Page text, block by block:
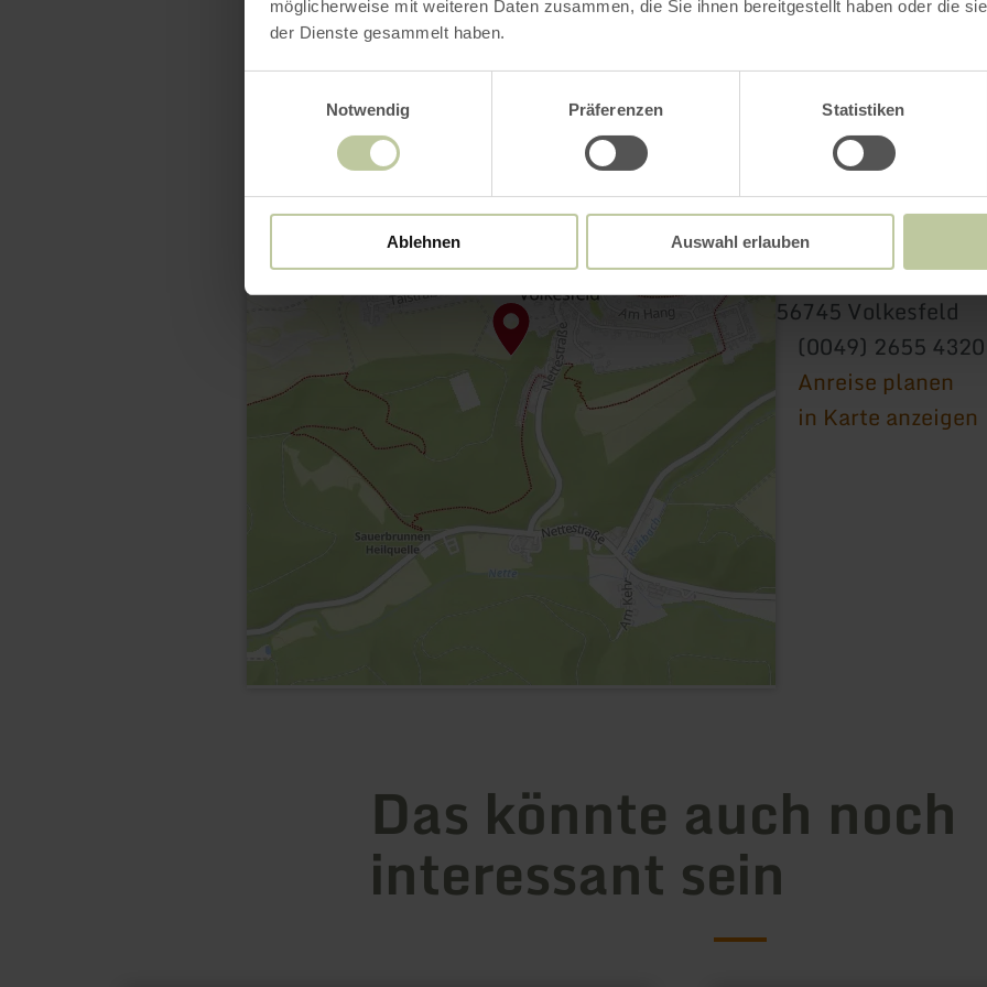
möglicherweise mit weiteren Daten zusammen, die Sie ihnen bereitgestellt haben oder die
der Dienste gesammelt haben.
Notwendig
Präferenzen Statistiken
Ablehnen Auswahl erlauben
Nettestrasse 6
56745 Volkesfeld
(0049) 2655 4320
Anreise planen
in Karte anzeigen
Das könnte auch noch
interessant sein